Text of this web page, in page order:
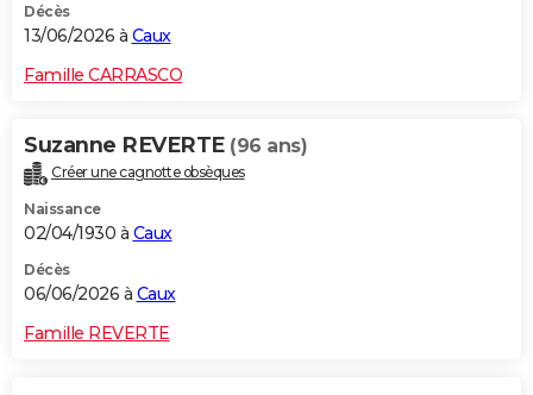
Décès
13/06/2026 à Caux
Famille CARRASCO
Suzanne REVERTE (96 ans)
Créer une cagnotte obsèques
Naissance
02/04/1930 à Caux
Décès
06/06/2026 à Caux
Famille REVERTE